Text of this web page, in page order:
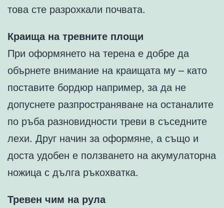
това сте разрохкали почвата.
Краища на тревните площи
При оформянето на терена е добре да
обърнете внимание на краищата му – като
поставите бордюр например, за да не
допуснете разпространяване на останалите
по ръба разновидности треви в съседните
лехи. Друг начин за оформяне, а също и
доста удобен е ползването на акумулаторна
ножица с дълга ръкохватка.
Тревен чим на рула